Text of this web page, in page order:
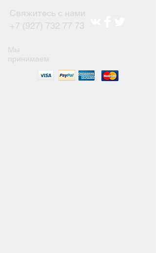
Свяжитесь с нами
+7 (927) 732 77 73
Мы
принимаем